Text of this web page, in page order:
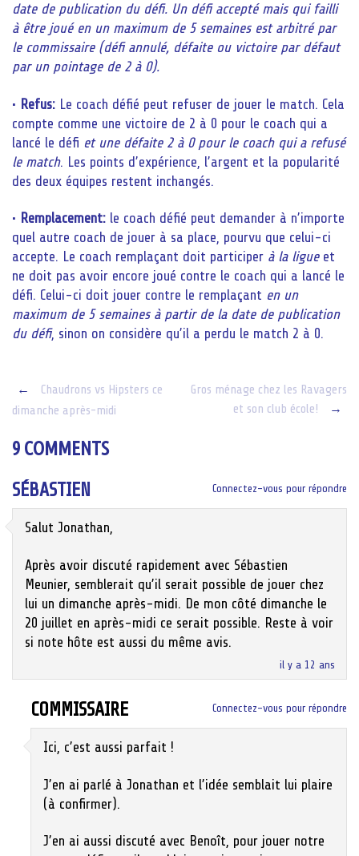
date de publication du défi. Un défi accepté mais qui failli
à être joué en un maximum de 5 semaines est arbitré par
le commissaire (défi annulé, défaite ou victoire par défaut
par un pointage de 2 à 0).
• Refus: Le coach défié peut refuser de jouer le match. Cela
compte comme une victoire de 2 à 0 pour le coach qui a
lancé le défi et une défaite 2 à 0 pour le coach qui a refusé
le match. Les points d’expérience, l’argent et la popularité
des deux équipes restent inchangés.
• Remplacement: le coach défié peut demander à n’importe
quel autre coach de jouer à sa place, pourvu que celui-ci
accepte. Le coach remplaçant doit participer à la ligueet
ne doit pas avoir encore joué contre le coach qui a lancé le
défi. Celui-ci doit jouer contre le remplaçant en un
maximum de 5 semaines à partir de la date de publication
du défi, sinon on considère qu’il a perdu le match 2 à 0.
Post
←
Chaudrons vs Hipsters ce
dimanche après-midi
Gros ménage chez les Ravagers
et son club école!
→
9 COMMENTS
SÉBASTIEN
il y a 12 ans
Salut Jonathan,
Après avoir discuté rapidement avec Sébastien
Meunier, semblerait qu’il serait possible de jouer chez
lui un dimanche après-midi. De mon côté dimanche le
20 juillet en après-midi ce serait possible. Reste à voir
si note hôte est aussi du même avis.
Connectez-vous pour répondre
COMMISSAIRE
Ici, c’est aussi parfait !
J’en ai parlé à Jonathan et l’idée semblait lui plaire
(à confirmer).
J’en ai aussi discuté avec Benoît, pour jouer notre
Connectez-vous pour répondre